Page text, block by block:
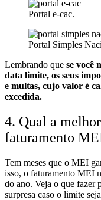
Portal e-cac.
Portal Simples
Lembrando que se você
data limite, os seus
e multas, cujo valor é
excedida.
4. Qual a
faturamento
Tem meses que o MEI
isso, o faturamento MEI
do ano. Veja o que fazer
surpresa caso o limite